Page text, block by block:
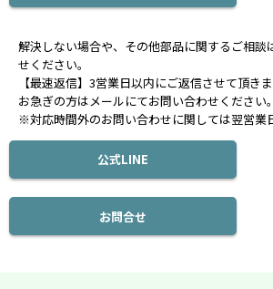
解決しない場合や、その他部品に関するご相談
せください。
【最速返信】3営業日以内にご返信させて頂きま
お急ぎの方はメールにてお問い合わせください。
※対応時間外のお問い合わせに関しては翌営業
公式LINE
お問合せ